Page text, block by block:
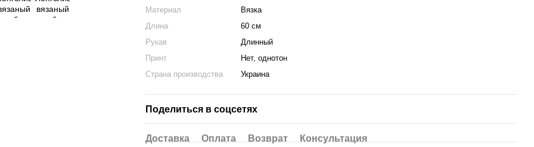
Материал
Вязка
Длина
60 см
Рукав
Длинный
Принт
Нет, однотон
Страна производства
Украина
Поделиться в соцсетях
Доставка Оплата Возврат
Консультация